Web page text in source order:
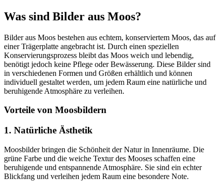
Was sind Bilder aus Moos?
Bilder aus Moos bestehen aus echtem, konserviertem Moos, das auf
einer Trägerplatte angebracht ist. Durch einen speziellen
Konservierungsprozess bleibt das Moos weich und lebendig,
benötigt jedoch keine Pflege oder Bewässerung. Diese Bilder sind
in verschiedenen Formen und Größen erhältlich und können
individuell gestaltet werden, um jedem Raum eine natürliche und
beruhigende Atmosphäre zu verleihen.
Vorteile von Moosbildern
1. Natürliche Ästhetik
Moosbilder bringen die Schönheit der Natur in Innenräume. Die
grüne Farbe und die weiche Textur des Mooses schaffen eine
beruhigende und entspannende Atmosphäre. Sie sind ein echter
Blickfang und verleihen jedem Raum eine besondere Note.